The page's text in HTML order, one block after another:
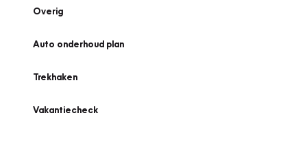
Overig
Auto onderhoud plan
Trekhaken
Vakantiecheck